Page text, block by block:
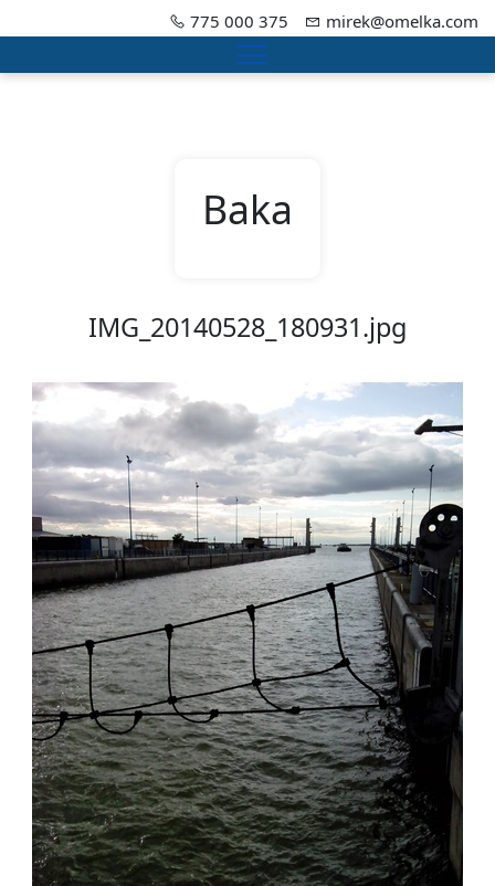
775 000 375 mirek@omelka.com
Menu
Baka
IMG_20140528_180931.jpg